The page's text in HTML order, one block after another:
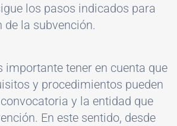
los pasos indicados para
de la subvención.
importante tener en cuenta que
y procedimientos pueden
y la entidad que
En este sentido, desde